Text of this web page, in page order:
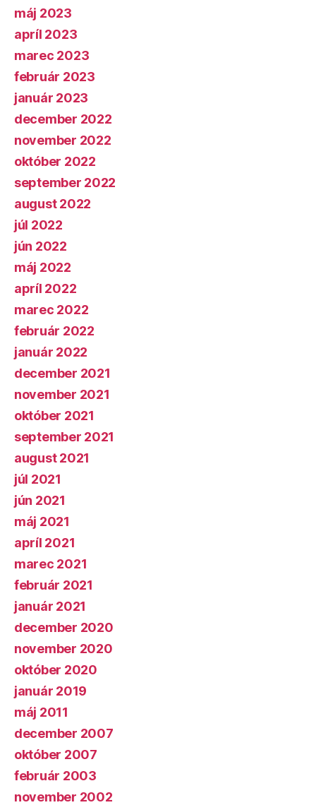
máj 2023
apríl 2023
marec 2023
február 2023
január 2023
december 2022
november 2022
október 2022
september 2022
august 2022
júl 2022
jún 2022
máj 2022
apríl 2022
marec 2022
február 2022
január 2022
december 2021
november 2021
október 2021
september 2021
august 2021
júl 2021
jún 2021
máj 2021
apríl 2021
marec 2021
február 2021
január 2021
december 2020
november 2020
október 2020
január 2019
máj 2011
december 2007
október 2007
február 2003
november 2002